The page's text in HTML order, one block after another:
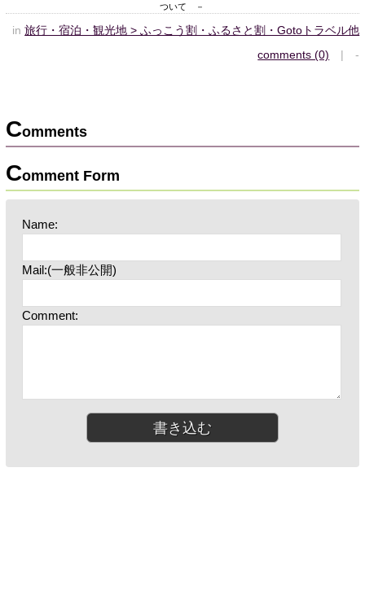
ついて －
in旅行・宿泊・観光地 > ふっこう割・ふるさと割・Gotoトラベル他
comments (0) | -
Comments
Comment Form
Name:
Mail:(一般非公開)
Comment: